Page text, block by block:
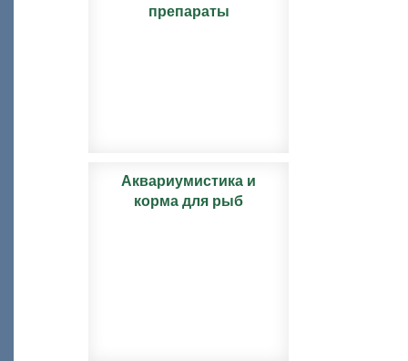
препараты
Аквариумистика и
корма для рыб